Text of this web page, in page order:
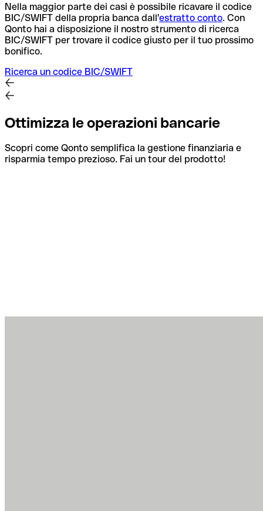
Nella maggior parte dei casi è possibile ricavare il codice
BIC/SWIFT della propria banca dall'estratto conto. Con
Qonto hai a disposizione il nostro strumento di ricerca
BIC/SWIFT per trovare il codice giusto per il tuo prossimo
bonifico.
Ricerca un codice BIC/SWIFT
Ottimizza le operazioni bancarie
Scopri come Qonto semplifica la gestione finanziaria e
risparmia tempo prezioso. Fai un tour del prodotto!